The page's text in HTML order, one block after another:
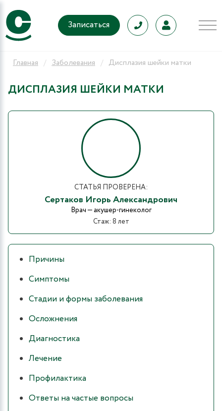
Записаться
Главная Заболевания Дисплазия шейки матки
ДИСПЛАЗИЯ ШЕЙКИ МАТКИ
СТАТЬЯ ПРОВЕРЕНА:
Сертаков Игорь Александрович
Врач — акушер-гинеколог
Стаж: 8 лет
Причины
Симптомы
Стадии и формы заболевания
Осложнения
Диагностика
Лечение
Профилактика
Ответы на частые вопросы